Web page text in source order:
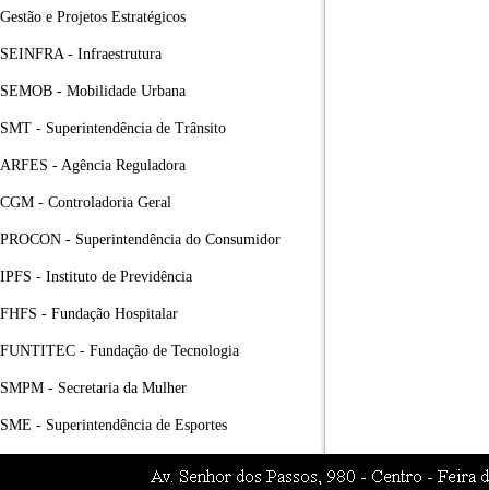
Gestão e Projetos Estratégicos
SEINFRA - Infraestrutura
SEMOB - Mobilidade Urbana
SMT - Superintendência de Trânsito
ARFES - Agência Reguladora
CGM - Controladoria Geral
PROCON - Superintendência do Consumidor
IPFS - Instituto de Previdência
FHFS - Fundação Hospitalar
FUNTITEC - Fundação de Tecnologia
SMPM - Secretaria da Mulher
SME - Superintendência de Esportes